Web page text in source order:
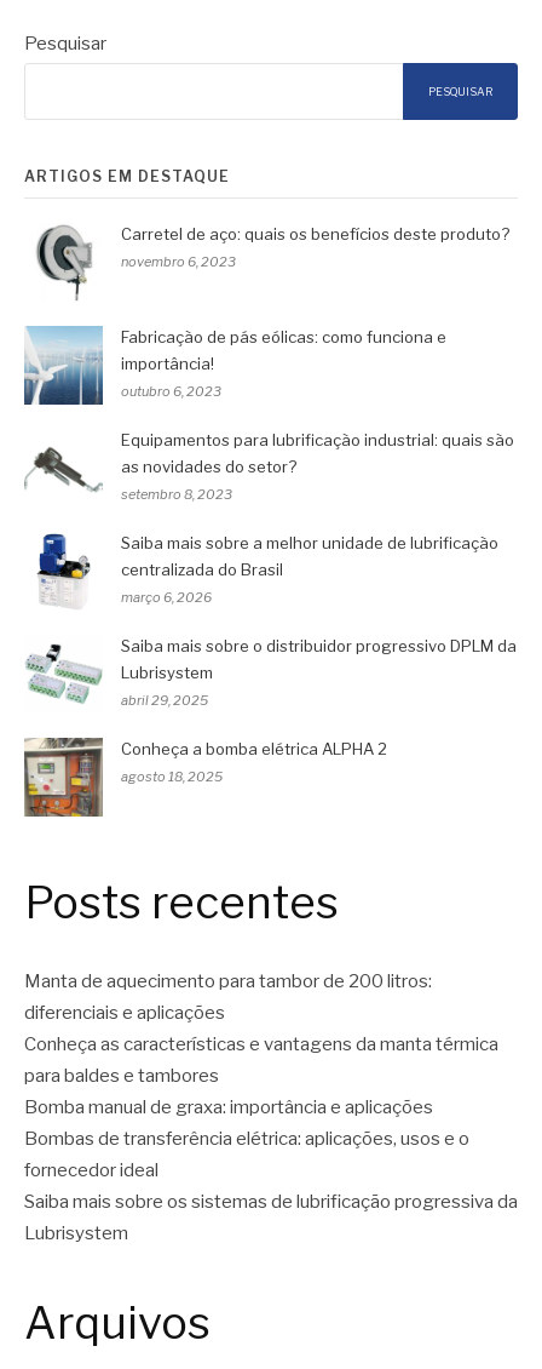
Pesquisar
PESQUISAR
ARTIGOS EM DESTAQUE
Carretel de aço: quais os benefícios deste produto?
novembro 6, 2023
Fabricação de pás eólicas: como funciona e
importância!
outubro 6, 2023
Equipamentos para lubrificação industrial: quais são
as novidades do setor?
setembro 8, 2023
Saiba mais sobre a melhor unidade de lubrificação
centralizada do Brasil
março 6, 2026
Saiba mais sobre o distribuidor progressivo DPLM da
Lubrisystem
abril 29, 2025
Conheça a bomba elétrica ALPHA 2
agosto 18, 2025
Posts recentes
Manta de aquecimento para tambor de 200 litros:
diferenciais e aplicações
Conheça as características e vantagens da manta térmica
para baldes e tambores
Bomba manual de graxa: importância e aplicações
Bombas de transferência elétrica: aplicações, usos e o
fornecedor ideal
Saiba mais sobre os sistemas de lubrificação progressiva da
Lubrisystem
Arquivos